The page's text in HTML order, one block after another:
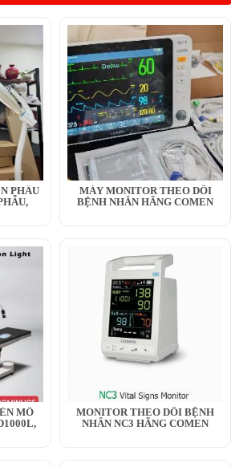
PHẪU
MÁY MONITOR THEO DÕI
BỆNH NHÂN HÃNG COMEN
MỔ
MONITOR THEO DÕI BỆNH
NHÂN NC3 HÃNG COMEN